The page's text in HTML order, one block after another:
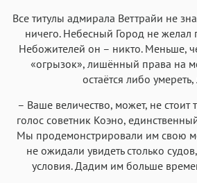
Все титулы адмирала Веттрайи не
ничего. Небесный Город не желал
Небожителей он – никто. Меньше,
«огрызок», лишённый права на
остаётся либо
– Ваше величество, может, не стоит
голос советник Коэно,
Мы продемонстрировали им свою
не ожидали увидеть столько
условия. Дадим им больше